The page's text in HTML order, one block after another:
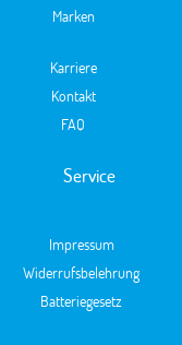
Marken
Karriere
Kontakt
FAQ
Service
Impressum
Widerrufsbelehrung
Batteriegesetz